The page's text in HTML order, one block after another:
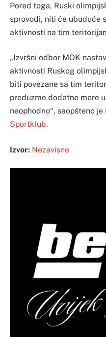
Pored toga, Ruski
sprovodi, niti će ubuduće
aktivnosti na tim
„Izvršni odbor MOK
aktivnosti Ruskog
biti povezane sa tim
preduzme dodatne mere
neophodno“, saopšteno
Sportklub.
Izvor: Nezavisne